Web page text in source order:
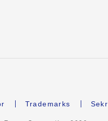
Trademarks